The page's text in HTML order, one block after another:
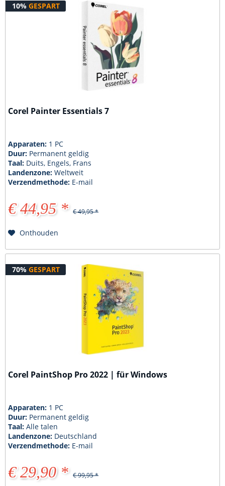
10% GESPART
Corel Painter Essentials 7
Apparaten: 1 PC
Duur: Permanent geldig
Taal: Duits, Engels, Frans
Landenzone:Weltweit
Verzendmethode: E-mail
€ 44,95 * € 49,95 *
Onthouden
70% GESPART
Corel PaintShop Pro 2022 | für Windows
Apparaten: 1 PC
Duur: Permanent geldig
Taal:Alle talen
Landenzone: Deutschland
Verzendmethode: E-mail
€ 29,90 * € 99,95 *